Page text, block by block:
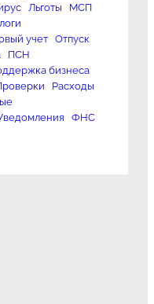
Льготы
МСП
учет
Отпуск
ПСН
бизнеса
Расходы
ФНС